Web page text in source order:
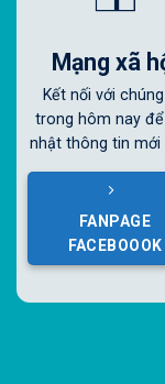
Mạng xã
Kết nối với
trong hôm nay
nhật thông tin mới
FANPAGE
FACEBOOOK